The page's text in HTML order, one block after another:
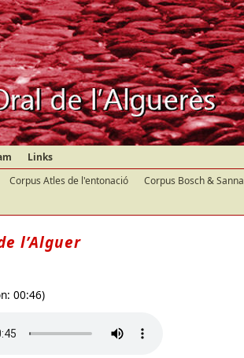
Links
Corpus Atles de l'entonació Corpus Bosch & Sanna
l’Alguer
00:46)